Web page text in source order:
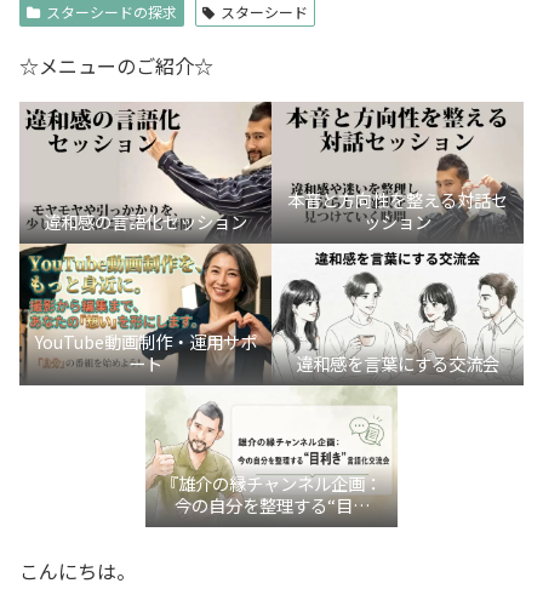
スターシードの探求 スターシード
☆メニューのご紹介☆
違和感の言語化セッション
本音と方向性を整える対話セ
ッション
YouTube動画制作・運用サポ
ート
違和感を言葉にする交流会
『雄介の縁チャンネル企画：
今の自分を整理する“目利
き”言語化交流会』
こんにちは。